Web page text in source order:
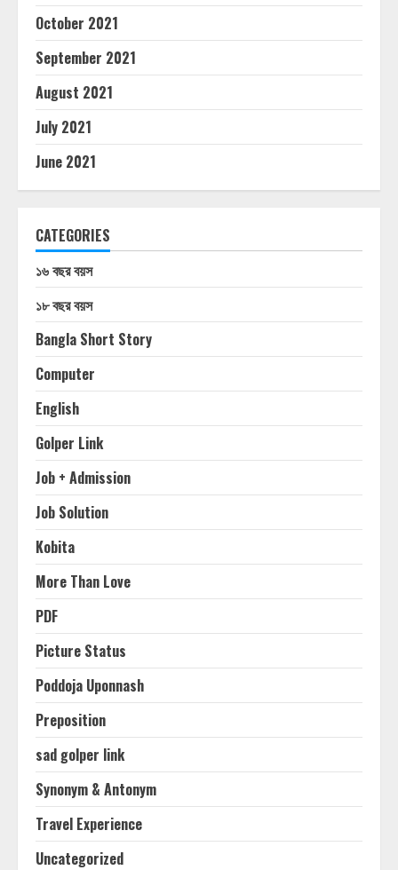
October 2021
September 2021
August 2021
July 2021
June 2021
CATEGORIES
১৬ বছর বয়স
১৮ বছর বয়স
Bangla Short Story
Computer
English
Golper Link
Job + Admission
Job Solution
Kobita
More Than Love
PDF
Picture Status
Poddoja Uponnash
Preposition
sad golper link
Synonym & Antonym
Travel Experience
Uncategorized